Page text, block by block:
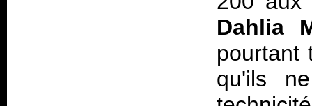
Dahlia
pourtant
qu'ils